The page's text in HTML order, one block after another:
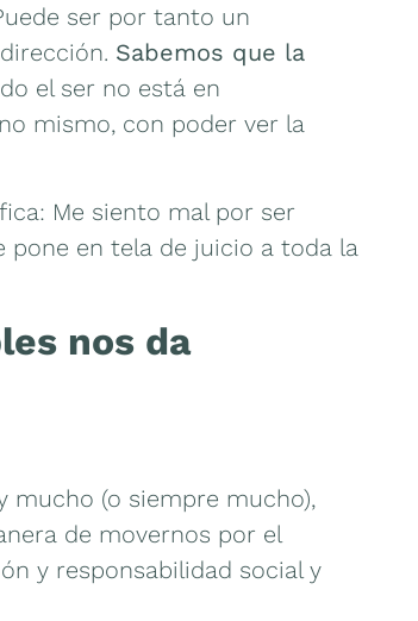
ser por tanto un
Sabemos que la
el ser no está en
mismo, con poder ver la
Me siento mal por ser
pone en tela de juicio a toda la
nos da
mucho (o siempre mucho),
de movernos por el
y responsabilidad social y